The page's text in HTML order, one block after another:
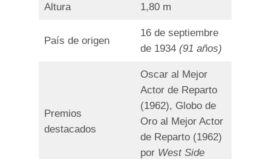
Altura 1,80 m
País de origen
16 de septiembre
de 1934(91 años)
Premios
destacados
Oscar al Mejor
Actor de Reparto
(1962), Globo de
Oro al Mejor Actor
de Reparto (1962)
por West Side